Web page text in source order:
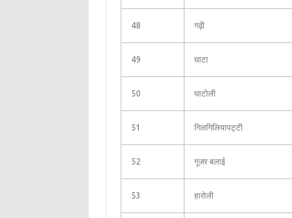
48 गढ़ी
49 घाटा
50 घाटोली
51 गिलगिलियापट्टी
52 गूजर बलाई
53 हारोली